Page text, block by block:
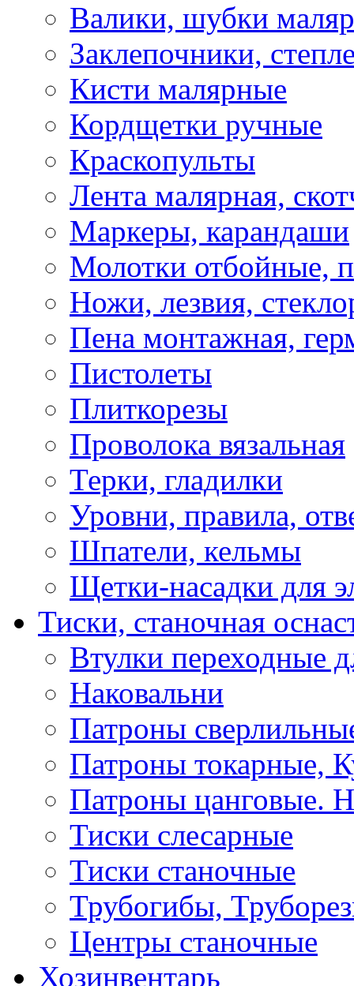
Валики, шубки
Заклепочники,
Кисти малярные
Кордщетки ручные
Краскопульты
Лента малярная,
Маркеры, карандаши
Молотки отбойные,
Ножи, лезвия,
Пена монтажная,
Пистолеты
Плиткорезы
Проволока вязальная
Терки, гладилки
Уровни, правила,
Шпатели, кельмы
Щетки-насадки для
Тиски, станочная
Втулки переходные
Наковальни
Патроны
Патроны токарные,
Патроны цанговые.
Тиски слесарные
Тиски станочные
Трубогибы,
Центры станочные
Хозинвентарь